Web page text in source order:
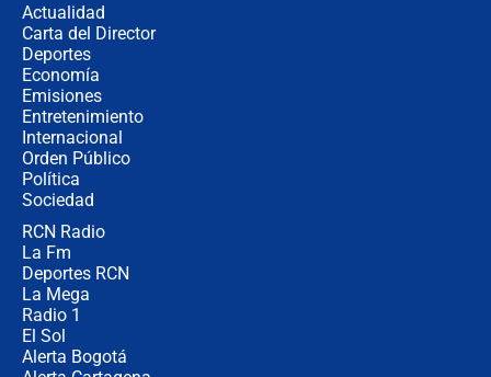
Actualidad
Carta del Director
Deportes
Economía
Emisiones
Entretenimiento
Internacional
Orden Público
Política
Sociedad
RCN Radio
La Fm
Deportes RCN
La Mega
Radio 1
El Sol
Alerta Bogotá